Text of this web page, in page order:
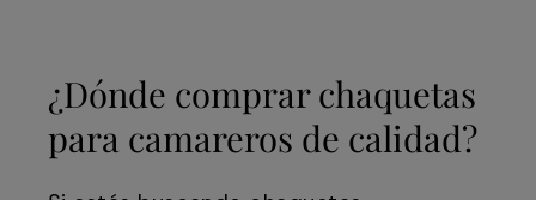
¿Dónde comprar chaquetas
para camareros de calidad?